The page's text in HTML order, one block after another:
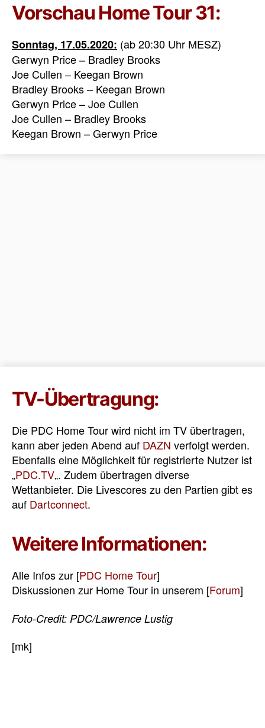
Vorschau Home Tour 31:
Sonntag, 17.05.2020: (ab 20:30 Uhr MESZ)
Gerwyn Price – Bradley Brooks
Joe Cullen – Keegan Brown
Bradley Brooks – Keegan Brown
Gerwyn Price – Joe Cullen
Joe Cullen – Bradley Brooks
Keegan Brown – Gerwyn Price
TV-Übertragung:
Die PDC Home Tour wird nicht im TV übertragen,
kann aber jeden Abend auf DAZN verfolgt werden.
Ebenfalls eine Möglichkeit für registrierte Nutzer ist
„PDC.TV„. Zudem übertragen diverse
Wettanbieter. Die Livescores zu den Partien gibt es
auf Dartconnect.
Weitere Informationen:
Alle Infos zur [PDC Home Tour]
Diskussionen zur Home Tour in unserem [Forum]
Foto-Credit: PDC/Lawrence Lustig
[mk]